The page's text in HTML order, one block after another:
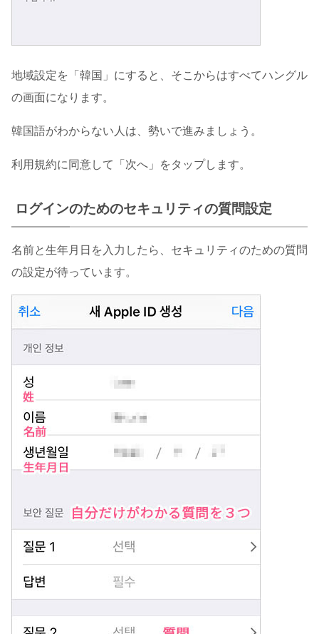
地域設定を「韓国」にすると、そこからはすべてハングル
の画面になります。
韓国語がわからない人は、勢いで進みましょう。
利用規約に同意して「次へ」をタップします。
ログインのためのセキュリティの質問設定
名前と生年月日を入力したら、セキュリティのための質問
の設定が待っています。